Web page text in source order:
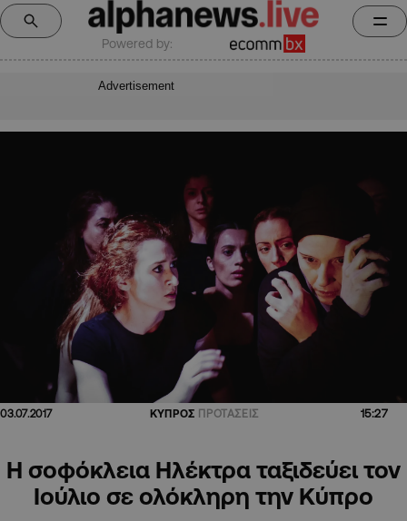
Powered by:
Advertisement
03.07.2017 ΚΥΠΡΟΣ ΠΡΟΤΑΣΕΙΣ 15:27
Η σοφόκλεια Ηλέκτρα ταξιδεύει τον
Ιούλιο σε ολόκληρη την Κύπρο